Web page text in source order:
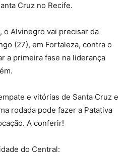
Cruz no Recife.
o Alvinegro vai precisar da
(27), em Fortaleza, contra o
a primeira fase na liderança
e vitórias de Santa Cruz e
rodada pode fazer a Patativa
A conferir!
do Central: